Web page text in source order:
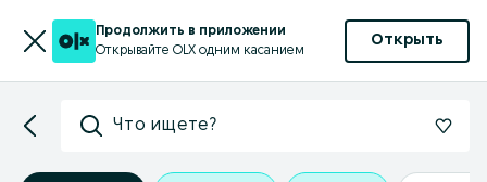
Продолжить в приложении
Открывайте OLX одним касанием
Открыть
Что ищете?